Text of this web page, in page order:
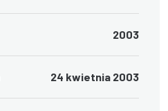
2003
24 kwietnia 2003